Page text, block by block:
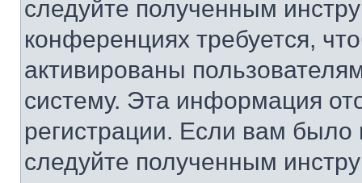
следуйте полученным
конференциях требуется,
активированы
систему. Эта информация
регистрации. Если вам
следуйте полученным